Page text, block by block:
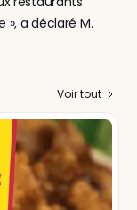
a déclaré M.
Voir tout